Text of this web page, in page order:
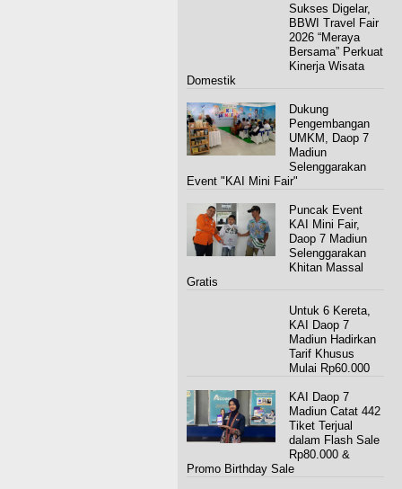
Sukses Digelar,
BBWI Travel Fair
2026 “Meraya
Bersama” Perkuat
Kinerja Wisata
Domestik
Dukung
Pengembangan
UMKM, Daop 7
Madiun
Selenggarakan
Event "KAI Mini Fair"
Puncak Event
KAI Mini Fair,
Daop 7 Madiun
Selenggarakan
Khitan Massal
Gratis
Untuk 6 Kereta,
KAI Daop 7
Madiun Hadirkan
Tarif Khusus
Mulai Rp60.000
KAI Daop 7
Madiun Catat 442
Tiket Terjual
dalam Flash Sale
Rp80.000 &
Promo Birthday Sale